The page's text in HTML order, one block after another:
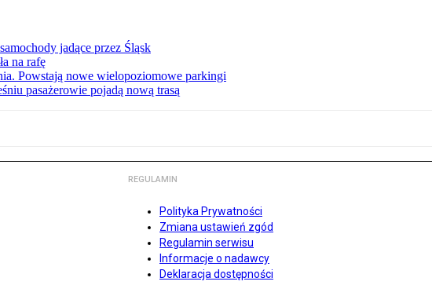
jadące przez Śląsk
na rafę
Powstają nowe wielopoziomowe parkingi
pasażerowie pojadą nową trasą
REGULAMIN
Polityka Prywatności
Zmiana ustawień zgód
Regulamin serwisu
Informacje o nadawcy
Deklaracja dostępności